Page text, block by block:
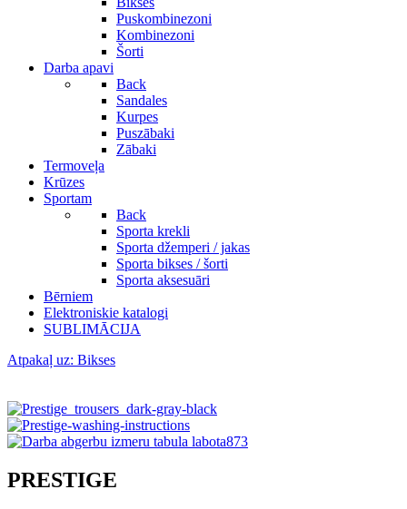
Puskombinezoni
Kombinezoni
Šorti
Darba apavi
Back
Sandales
Kurpes
Puszābaki
Zābaki
Termoveļa
Krūzes
Sportam
Back
Sporta krekli
Sporta džemperi / jakas
Sporta bikses / šorti
Sporta aksesuāri
Bērniem
Elektroniskie katalogi
SUBLIMĀCIJA
Atpakaļ uz: Bikses
PRESTIGE